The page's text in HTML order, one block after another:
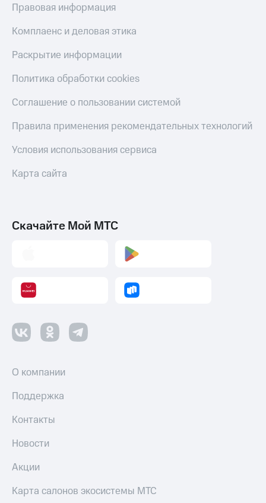
Правовая информация
Комплаенс и деловая этика
Раскрытие информации
Политика обработки cookies
Соглашение о пользовании системой
Правила применения рекомендательных технологий
Условия использования сервиса
Карта сайта
Скачайте Мой МТС
О компании
Поддержка
Контакты
Новости
Акции
Карта салонов экосистемы МТС